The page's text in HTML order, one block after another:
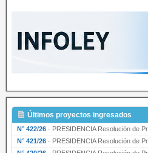
Últimos proyectos ingresados
N° 422/26 · PRESIDENCIA Resolución de
N° 421/26 · PRESIDENCIA Resolución de